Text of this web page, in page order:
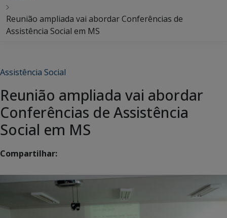
Reunião ampliada vai abordar Conferências de
Assistência Social em MS
Assistência Social
Reunião ampliada vai abordar
Conferências de Assistência
Social em MS
Compartilhar: